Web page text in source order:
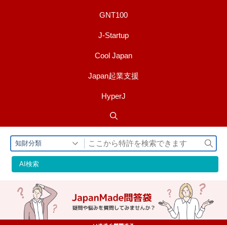
GNT100
J-Startup
Cool Japan
Japan起業支援
HyperJ
知財分類
検
索
AI検索